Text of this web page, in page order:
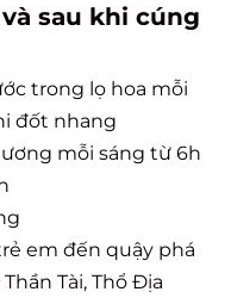
sau khi cúng
trong lọ hoa mỗi
đốt nhang
mỗi sáng từ 6h
em đến quậy phá
Tài, Thổ Địa